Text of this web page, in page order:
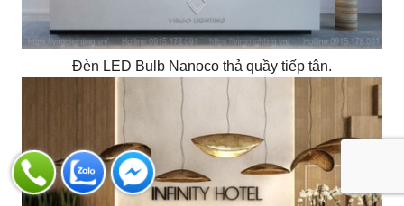
Đèn LED Bulb Nanoco thả quầy tiếp tân.